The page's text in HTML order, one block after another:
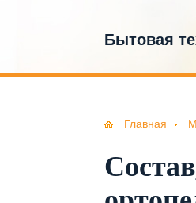
Бытовая
Главная